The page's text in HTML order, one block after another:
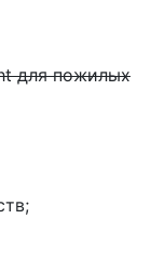
для пожилых